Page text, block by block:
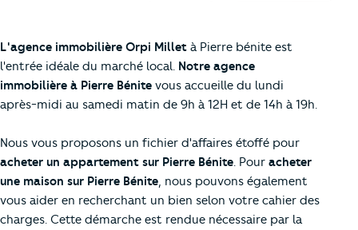
L'agence immobilière Orpi Millet à Pierre bénite est
l'entrée idéale du marché local. Notre agence
immobilière à Pierre Bénite vous accueille du lundi
après-midi au samedi matin de 9h à 12H et de 14h à 19h.
Nous vous proposons un fichier d'affaires étoffé pour
acheter un appartement sur Pierre Bénite . Pour acheter
une maison sur Pierre Bénite , nous pouvons également
vous aider en recherchant un bien selon votre cahier des
charges. Cette démarche est rendue nécessaire par la